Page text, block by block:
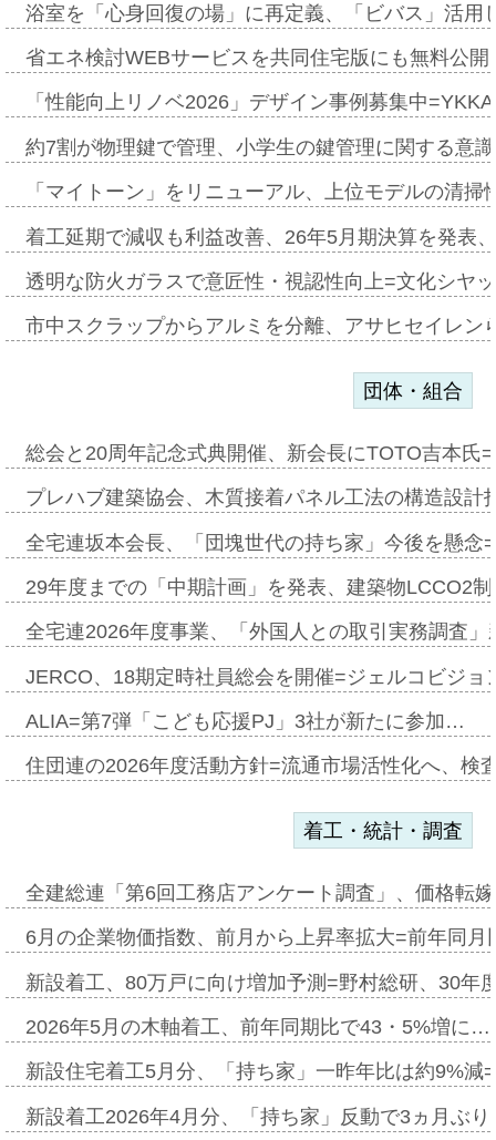
浴室を「心身回復の場」に再定義、「ビバス」活
省エネ検討WEBサービスを共同住宅版にも無料公
「性能向上リノベ2026」デザイン事例募集中
約7割が物理鍵で管理、小学生の鍵管理に関する意
「マイトーン」をリニューアル、上位モデルの清
着工延期で減収も利益改善、26年5月期決算を発表
透明な防火ガラスで意匠性・視認性向上=文化シヤ
市中スクラップからアルミを分離、アサヒセイレ
団体・組合
総会と20周年記念式典開催、新会長にTOTO吉本氏
プレハブ建築協会、木質接着パネル工法の構造設
全宅連坂本会長、「団塊世代の持ち家」今後を懸
29年度までの「中期計画」を発表、建築物LCCO2
全宅連2026年度事業、「外国人との取引実務調査
JERCO、18期定時社員総会を開催=ジェルコビジ
ALIA=第7弾「こども応援PJ」3社が新たに参加…
住団連の2026年度活動方針=流通市場活性化へ、検
着工・統計・調査
全建総連「第6回工務店アンケート調査」、価格転
6月の企業物価指数、前月から上昇率拡大=前年同
新設着工、80万戸に向け増加予測=野村総研、30年
2026年5月の木軸着工、前年同期比で43・5%増に…
新設住宅着工5月分、「持ち家」一昨年比は約9%
新設着工2026年4月分、「持ち家」反動で3ヵ月ぶ